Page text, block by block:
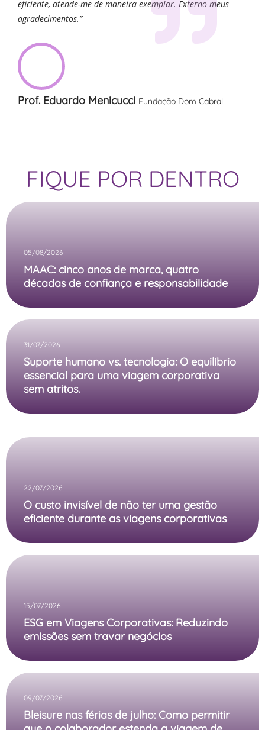
eficiente, atende-me de maneira exemplar. Externo meus
agradecimentos.”
Prof. Eduardo Menicucci Fundação Dom Cabral
FIQUE POR DENTRO
05/08/2026
MAAC: cinco anos de marca, quatro
décadas de confiança e responsabilidade
31/07/2026
Suporte humano vs. tecnologia: O equilíbrio
essencial para uma viagem corporativa
sem atritos.
22/07/2026
O custo invisível de não ter uma gestão
eficiente durante as viagens corporativas
15/07/2026
ESG em Viagens Corporativas: Reduzindo
emissões sem travar negócios
09/07/2026
Bleisure nas férias de julho: Como permitir